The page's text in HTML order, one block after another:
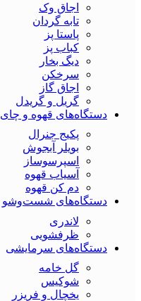
اجاق وک
تابه گردان
پاستا پز
کباب پز
دیگ بخار
سرخکن
اجاق گاز
گریل و گریدل
دستگاه‌های قهوه و چای
پکیج جنرال
بویلر آبجوش
اسپرسوساز
آسیاب قهوه
دم کن قهوه
دستگاه‌های شست‌و‌شو
لاندری
ظرفشویی
دستگاه‌های سرمایشی
گل خامه
شوکیس
یخچال و فریزر